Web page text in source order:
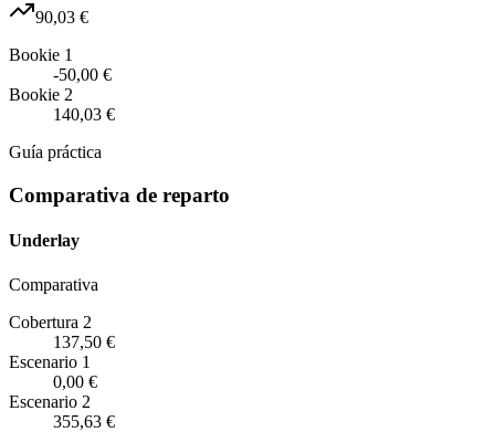
90,03 €
Bookie 1
-50,00 €
Bookie 2
140,03 €
Guía práctica
Comparativa de reparto
Underlay
Comparativa
Cobertura 2
137,50 €
Escenario 1
0,00 €
Escenario 2
355,63 €